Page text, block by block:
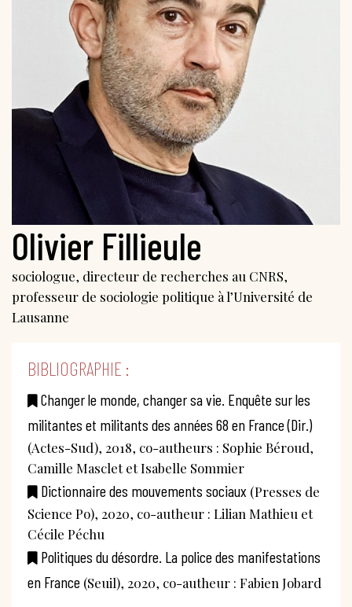
Olivier Fillieule
sociologue, directeur de recherches au CNRS,
professeur de sociologie politique à l’Université de
Lausanne
BIBLIOGRAPHIE :
Changer le monde, changer sa vie. Enquête sur les
militantes et militants des années 68 en France (Dir.)
(Actes-Sud), 2018, co-autheurs : Sophie Béroud,
Camille Masclet et Isabelle Sommier
Dictionnaire des mouvements sociaux (Presses de
Science Po), 2020, co-autheur : Lilian Mathieu et
Cécile Péchu
Politiques du désordre. La police des manifestations
en France (Seuil), 2020, co-autheur : Fabien Jobard